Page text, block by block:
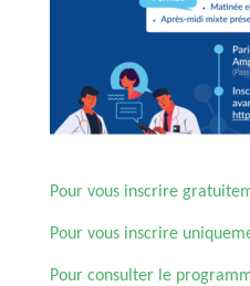
Pour vous inscrire
Pour vous inscrire
Pour consulter le